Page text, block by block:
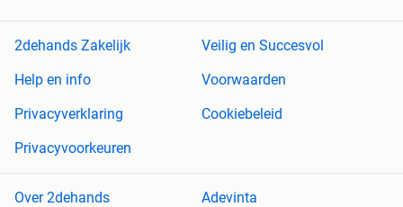
2dehands Zakelijk
Veilig en Succesvol
Help en info
Voorwaarden
Privacyverklaring
Cookiebeleid
Privacyvoorkeuren
Over 2dehands Adevinta